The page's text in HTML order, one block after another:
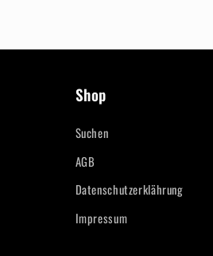
Shop
Suchen
AGB
Datenschutzerklährung
Impressum